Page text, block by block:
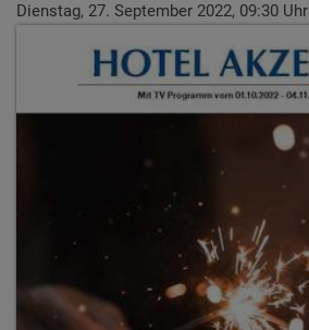
Dienstag, 27. September 2022, 09:30 Uhr